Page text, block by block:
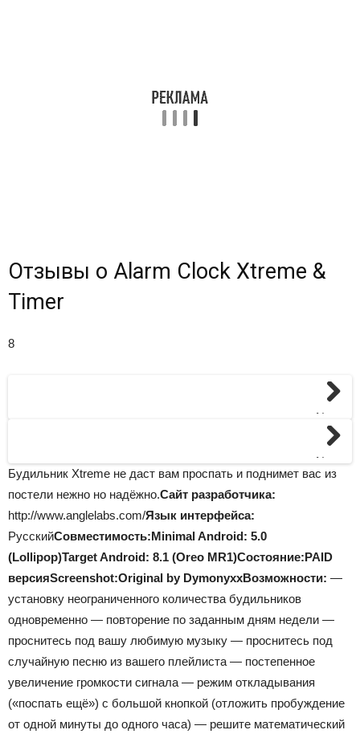
Отзывы о Alarm Clock Xtreme &
Timer
8
Next
Next
Будильник Xtreme не даст вам проспать и поднимет вас из
постели нежно но надёжно.Сайт разработчика:
http://www.anglelabs.com/Язык интерфейса:
РусскийСовместимость:Minimal Android: 5.0
(Lollipop)Target Android: 8.1 (Oreo MR1)Состояние:PAID
версияScreenshot:Original by DymonyxxВозможности: —
установку неограниченного количества будильников
одновременно — повторение по заданным дням недели —
проснитесь под вашу любимую музыку — проснитесь под
случайную песню из вашего плейлиста — постепенное
увеличение громкости сигнала — режим откладывания
(«поспать ещё») с большой кнопкой (отложить пробуждение
от одной минуты до одного часа) — решите математический